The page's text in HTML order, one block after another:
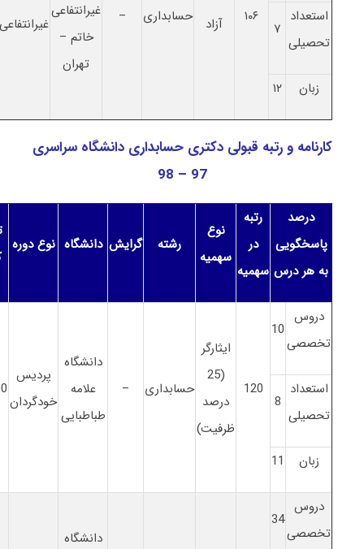
۱۰۶ آزاد حسابداری –
غیرانتفاعی
خاتم –
تهران
غیرانتفاعی
استعداد
تحصیلی
۷
زبان ۱۲
کارنامه و رتبه قبولی دکتری حسابداری دانشگاه سراسری
97 – 98
درصد
پاسخگویی
به هر درس
رتبه
در
سهمیه
نوع
سهمیه
رشته گرایش دانشگاه نوع دوره
دروس
تخصصی
10
120
ایثارگر
(25
درصد
ظرفیت)
حسابداری –
دانشگاه
علامه
طباطبایی
پردیس
خودگردان
استعداد
تحصیلی
8
زبان 11
دروس
تخصصی
34
دانشگاه